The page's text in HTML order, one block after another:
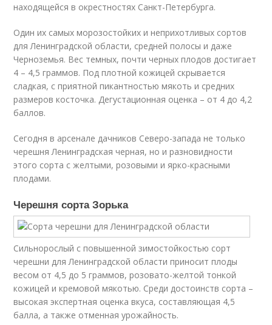
находящейся в окрестностях Санкт-Петербурга.
Один их самых морозостойких и неприхотливых сортов
для Ленинградской области, средней полосы и даже
Черноземья. Вес темных, почти черных плодов достигает
4 – 4,5 граммов. Под плотной кожицей скрывается
сладкая, с приятной пикантностью мякоть и средних
размеров косточка. Дегустационная оценка – от 4 до 4,2
баллов.
Сегодня в арсенале дачников Северо-запада не только
черешня Ленинградская черная, но и разновидности
этого сорта с желтыми, розовыми и ярко-красными
плодами.
Черешня сорта Зорька
Сильнорослый с повышенной зимостойкостью сорт
черешни для Ленинградской области приносит плоды
весом от 4,5 до 5 граммов, розовато-желтой тонкой
кожицей и кремовой мякотью. Среди достоинств сорта –
высокая экспертная оценка вкуса, составляющая 4,5
балла, а также отменная урожайность.